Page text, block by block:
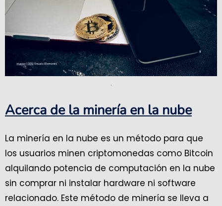
.
Acerca de la minería en la nube
La minería en la nube es un método para que
los usuarios minen criptomonedas como Bitcoin
alquilando potencia de computación en la nube
sin comprar ni instalar hardware ni software
relacionado. Este método de minería se lleva a